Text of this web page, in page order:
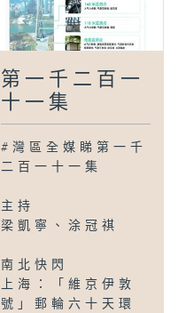
第一千二百一
十一集
#灣區全媒睇第一千
二百一十一集
主持
梁凱寧、涂冠祺
南北快閃
上海：「維京伊敦
號」郵輪六十天環